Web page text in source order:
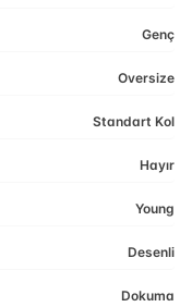
Genç
Oversize
Standart Kol
Hayır
Young
Desenli
Dokuma